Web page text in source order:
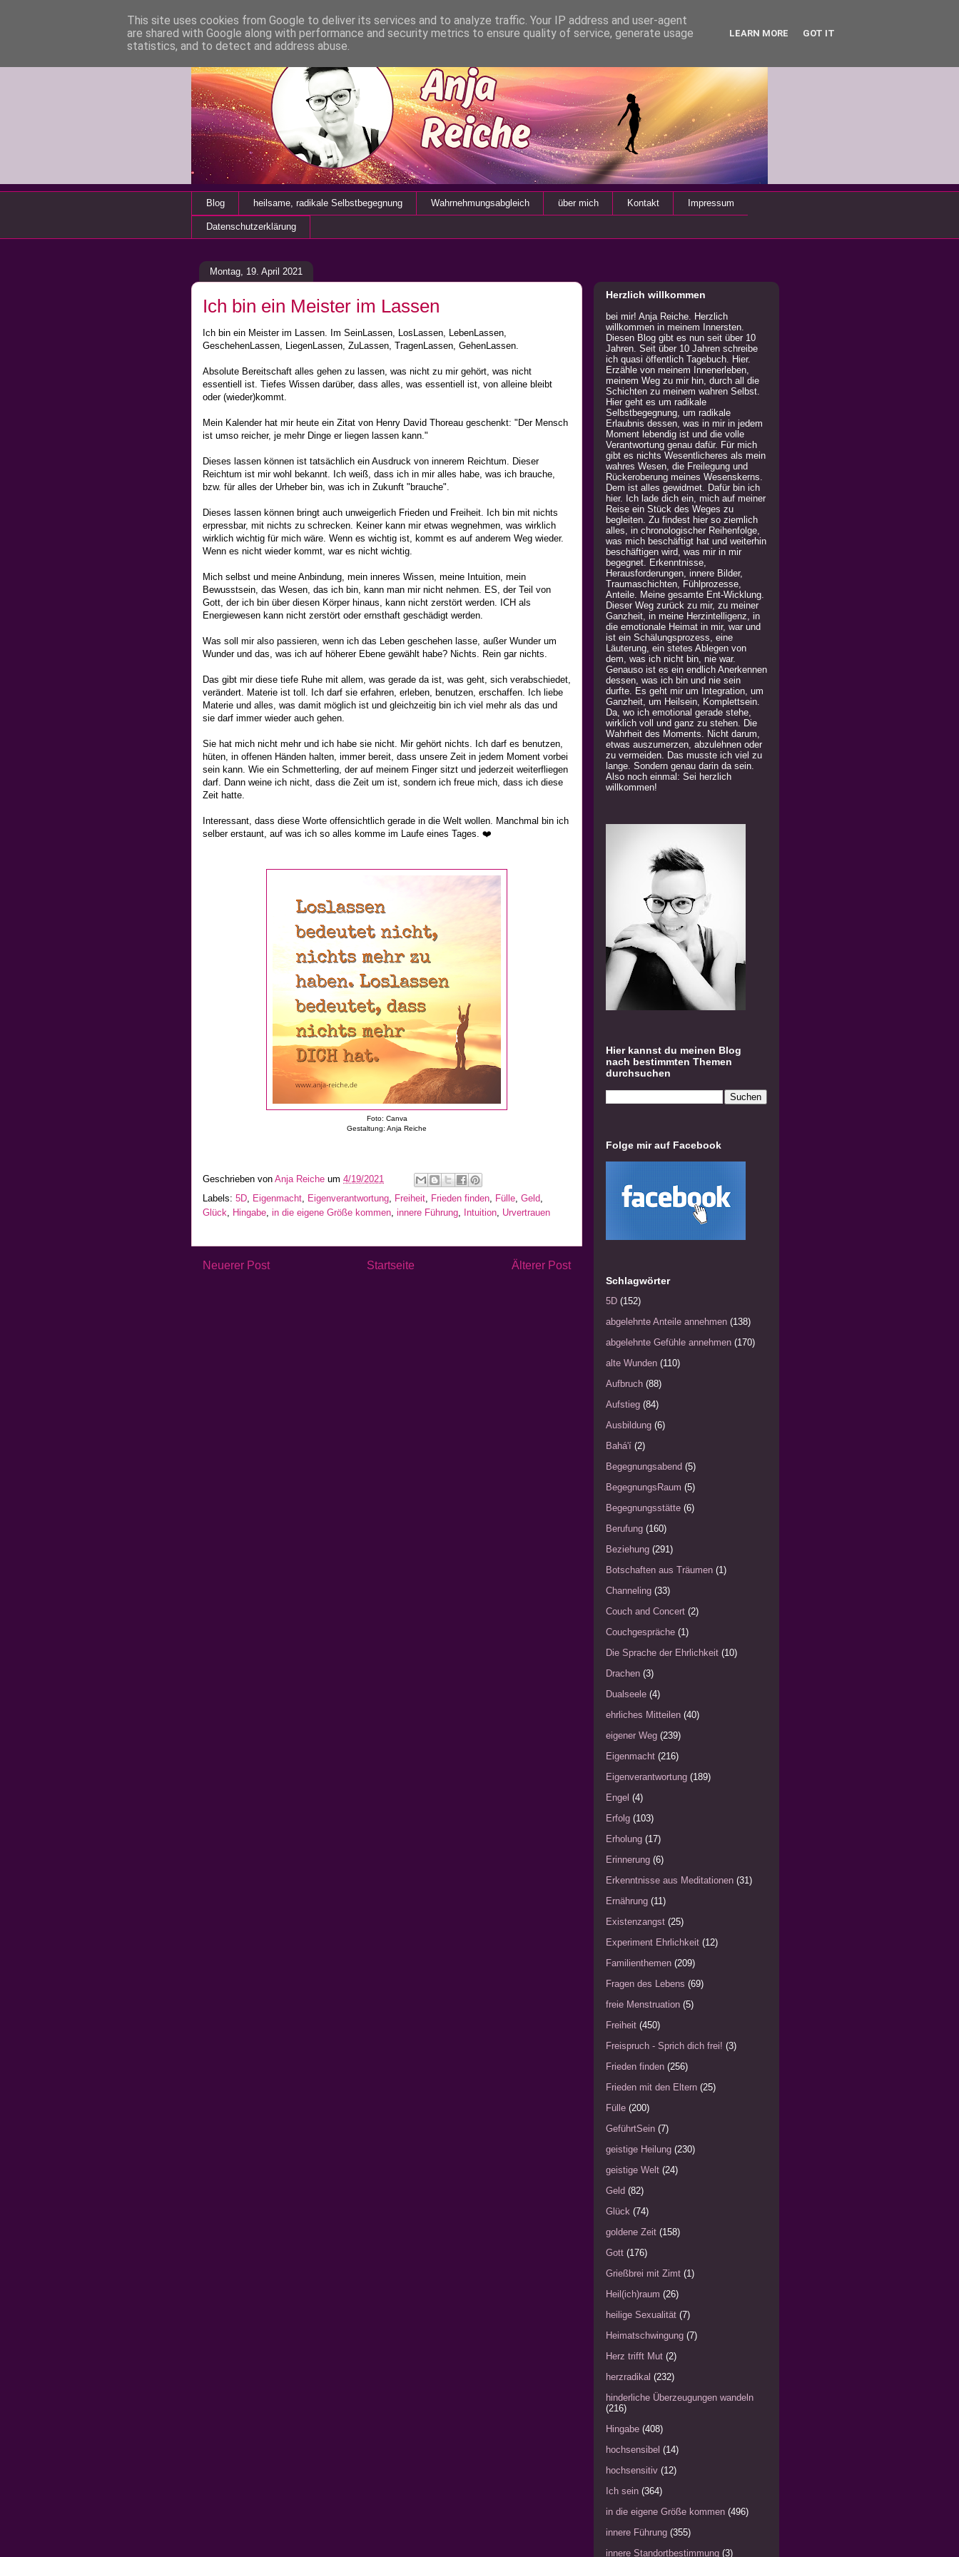
Blog heilsame, radikale Selbstbegegnung Wahrnehmungsabgleich über mich Kontakt Impressum
Datenschutzerklärung
Montag, 19. April 2021
Ich bin ein Meister im Lassen
Ich bin ein Meister im Lassen. Im SeinLassen, LosLassen, LebenLassen,
GeschehenLassen, LiegenLassen, ZuLassen, TragenLassen, GehenLassen.
Absolute Bereitschaft alles gehen zu lassen, was nicht zu mir gehört, was nicht
essentiell ist. Tiefes Wissen darüber, dass alles, was essentiell ist, von alleine bleibt
oder (wieder)kommt.
Mein Kalender hat mir heute ein Zitat von Henry David Thoreau geschenkt: "Der Mensch
ist umso reicher, je mehr Dinge er liegen lassen kann."
Dieses lassen können ist tatsächlich ein Ausdruck von innerem Reichtum. Dieser
Reichtum ist mir wohl bekannt. Ich weiß, dass ich in mir alles habe, was ich brauche,
bzw. für alles der Urheber bin, was ich in Zukunft "brauche".
Dieses lassen können bringt auch unweigerlich Frieden und Freiheit. Ich bin mit nichts
erpressbar, mit nichts zu schrecken. Keiner kann mir etwas wegnehmen, was wirklich
wirklich wichtig für mich wäre. Wenn es wichtig ist, kommt es auf anderem Weg wieder.
Wenn es nicht wieder kommt, war es nicht wichtig.
Mich selbst und meine Anbindung, mein inneres Wissen, meine Intuition, mein
Bewusstsein, das Wesen, das ich bin, kann man mir nicht nehmen. ES, der Teil von
Gott, der ich bin über diesen Körper hinaus, kann nicht zerstört werden. ICH als
Energiewesen kann nicht zerstört oder ernsthaft geschädigt werden.
Was soll mir also passieren, wenn ich das Leben geschehen lasse, außer Wunder um
Wunder und das, was ich auf höherer Ebene gewählt habe? Nichts. Rein gar nichts.
Das gibt mir diese tiefe Ruhe mit allem, was gerade da ist, was geht, sich verabschiedet,
verändert. Materie ist toll. Ich darf sie erfahren, erleben, benutzen, erschaffen. Ich liebe
Materie und alles, was damit möglich ist und gleichzeitig bin ich viel mehr als das und
sie darf immer wieder auch gehen.
Sie hat mich nicht mehr und ich habe sie nicht. Mir gehört nichts. Ich darf es benutzen,
hüten, in offenen Händen halten, immer bereit, dass unsere Zeit in jedem Moment vorbei
sein kann. Wie ein Schmetterling, der auf meinem Finger sitzt und jederzeit weiterfliegen
darf. Dann weine ich nicht, dass die Zeit um ist, sondern ich freue mich, dass ich diese
Zeit hatte.
Interessant, dass diese Worte offensichtlich gerade in die Welt wollen. Manchmal bin ich
selber erstaunt, auf was ich so alles komme im Laufe eines Tages. ❤️
Foto: Canva
Gestaltung: Anja Reiche
Geschrieben von Anja Reiche um 4/19/2021
Labels: 5D Eigenmacht Eigenverantwortung Freiheit Frieden finden Fülle Geld
Glück
Hingabe in die eigene Größe kommen innere Führung Intuition Urvertrauen
Neuerer Post Älterer Post
Startseite
Herzlich willkommen
bei mir! Anja Reiche. Herzlich
willkommen in meinem Innersten.
Diesen Blog gibt es nun seit über 10
Jahren. Seit über 10 Jahren schreibe
ich quasi öffentlich Tagebuch. Hier.
Erzähle von meinem Innenerleben,
meinem Weg zu mir hin, durch all die
Schichten zu meinem wahren Selbst.
Hier geht es um radikale
Selbstbegegnung, um radikale
Erlaubnis dessen, was in mir in jedem
Moment lebendig ist und die volle
Verantwortung genau dafür. Für mich
gibt es nichts Wesentlicheres als mein
wahres Wesen, die Freilegung und
Rückeroberung meines Wesenskerns.
Dem ist alles gewidmet. Dafür bin ich
hier. Ich lade dich ein, mich auf meiner
Reise ein Stück des Weges zu
begleiten. Zu findest hier so ziemlich
alles, in chronologischer Reihenfolge,
was mich beschäftigt hat und weiterhin
beschäftigen wird, was mir in mir
begegnet. Erkenntnisse,
Herausforderungen, innere Bilder,
Traumaschichten, Fühlprozesse,
Anteile. Meine gesamte Ent-Wicklung.
Dieser Weg zurück zu mir, zu meiner
Ganzheit, in meine Herzintelligenz, in
die emotionale Heimat in mir, war und
ist ein Schälungsprozess, eine
Läuterung, ein stetes Ablegen von
dem, was ich nicht bin, nie war.
Genauso ist es ein endlich Anerkennen
dessen, was ich bin und nie sein
durfte. Es geht mir um Integration, um
Ganzheit, um Heilsein, Komplettsein.
Da, wo ich emotional gerade stehe,
wirklich voll und ganz zu stehen. Die
Wahrheit des Moments. Nicht darum,
etwas auszumerzen, abzulehnen oder
zu vermeiden. Das musste ich viel zu
lange. Sondern genau darin da sein.
Also noch einmal: Sei herzlich
willkommen!
Hier kannst du meinen Blog
nach bestimmten Themen
durchsuchen
Folge mir auf Facebook
Schlagwörter
5D (152)
abgelehnte Anteile annehmen (138)
abgelehnte Gefühle annehmen (170)
alte Wunden (110)
Aufbruch (88)
Aufstieg (84)
Ausbildung (6)
Bahá'í (2)
Begegnungsabend (5)
BegegnungsRaum (5)
Begegnungsstätte (6)
Berufung (160)
Beziehung (291)
Botschaften aus Träumen (1)
Channeling (33)
Couch and Concert (2)
Couchgespräche (1)
Die Sprache der Ehrlichkeit (10)
Drachen (3)
Dualseele (4)
ehrliches Mitteilen (40)
eigener Weg (239)
Eigenmacht (216)
Eigenverantwortung (189)
Engel (4)
Erfolg (103)
Erholung (17)
Erinnerung (6)
Erkenntnisse aus Meditationen (31)
Ernährung (11)
Existenzangst (25)
Experiment Ehrlichkeit (12)
Familienthemen (209)
Fragen des Lebens (69)
freie Menstruation (5)
Freiheit (450)
Freispruch - Sprich dich frei! (3)
Frieden finden (256)
Frieden mit den Eltern (25)
Fülle (200)
GeführtSein (7)
geistige Heilung (230)
geistige Welt (24)
Geld (82)
Glück (74)
goldene Zeit (158)
Gott (176)
Grießbrei mit Zimt (1)
Heil(ich)raum (26)
heilige Sexualität (7)
Heimatschwingung (7)
Herz trifft Mut (2)
herzradikal (232)
hinderliche Überzeugungen wandeln
(216)
Hingabe (408)
hochsensibel (14)
hochsensitiv (12)
Ich sein (364)
in die eigene Größe kommen (496)
innere Führung (355)
innere Standortbestimmung (3)
This site uses cookies from Google to deliver its services and to analyze traffic. Your IP address and user-agent
are shared with Google along with performance and security metrics to ensure quality of service, generate usage
statistics, and to detect and address abuse.
LEARN MORE GOT IT